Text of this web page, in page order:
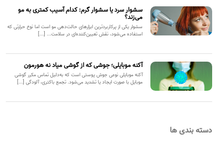
سشوار سرد یا سشوار گرم: کدام آسیب کمتری به مو
می‌زند؟
سشوار یکی از پرکاربردترین ابزارهای حالت‌دهی مو است اما نوع حرارتی که
استفاده می‌شود، نقش تعیین‌کننده‌ای در سلامت... [...]
آکنه موبایلی؛ جوشی که از گوشی میاد نه هورمون
آکنه موبایلی نوعی جوش پوستی است که به‌دلیل تماس مکرر گوشی
موبایل با صورت ایجاد یا تشدید می‌شود. تجمع باکتری، آلودگی [...]
دسته بندی ها